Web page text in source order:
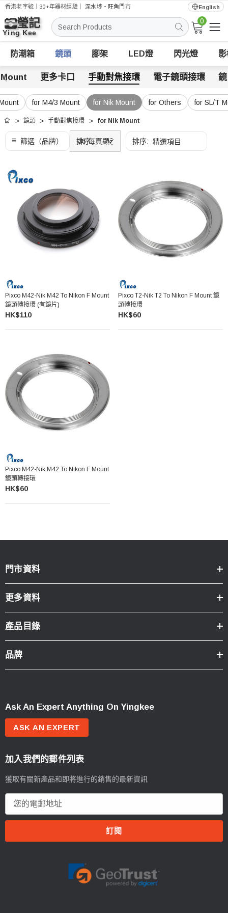
香港老字號｜30+年器材經驗｜深水埗・旺角門市 English
搜
索
0
防潮箱 鏡頭 腳架 LED燈 閃光燈
更多卡口 手動對焦接環 電子鏡頭接環
for M4/3 Mount for Nik Mount for Others for SL/T
首頁 鏡頭 手動對焦接環 for Nik Mount
Pixco M42-Nik M42 To Nikon F Mount
鏡頭轉接環 (有鏡片)
HK$110
Pixco T2-Nik T2 To Nikon F Mount 鏡
頭轉接環
HK$60
Pixco M42-Nik M42 To Nikon F Mount
鏡頭轉接環
HK$60
門市資料
更多資料
產品目錄
品牌
Ask An Expert Anything On Yingkee
ASK AN EXPERT
加入我們的郵件列表
獲取有關新產品和即將進行的銷售的最新資訊
郵